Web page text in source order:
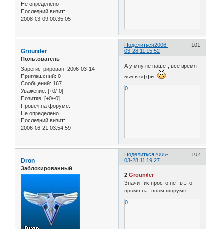
Не определено
Последний визит:
2008-03-09 00:35:05
Поделиться 101
2006-
03-28 11:15:52
Grounder
Пользователь
Зарегистрирован: 2006-03-14
Приглашений: 0
Сообщений: 167
Уважение: [+0/-0]
Позитив: [+0/-0]
Провел на форуме:
Не определено
Последний визит:
2006-06-21 03:54:59
А у мну не пашет, все время
все в оффе
0
Поделиться 102
2006-
03-28 11:19:27
Dron
Заблокированный
2Grounder
Значит их просто нет в это
время на твоем форуме.
0